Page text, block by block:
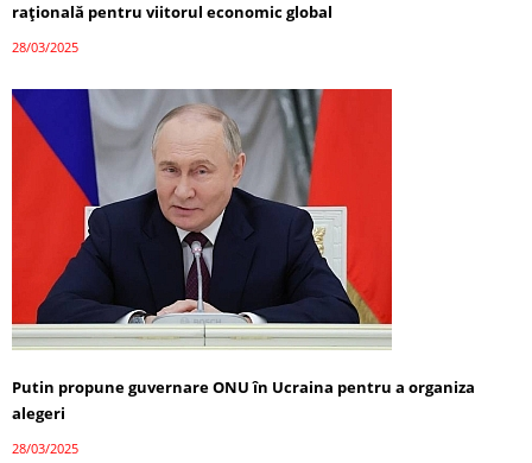
rațională pentru viitorul economic global
28/03/2025
Putin propune guvernare ONU în Ucraina pentru a organiza
alegeri
28/03/2025